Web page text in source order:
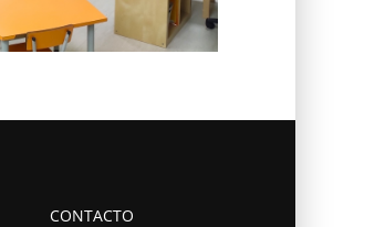
CONTACTO